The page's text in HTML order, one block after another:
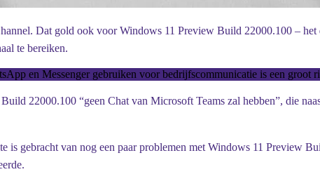
Dat gold ook voor Windows 11 Preview Build 22000.100 –
te bereiken.
en Messenger gebruiken voor bedrijfscommunicatie is een groot
22000.100 “geen Chat van Microsoft Teams zal hebben”, die
is gebracht van nog een paar problemen met Windows 11 Preview